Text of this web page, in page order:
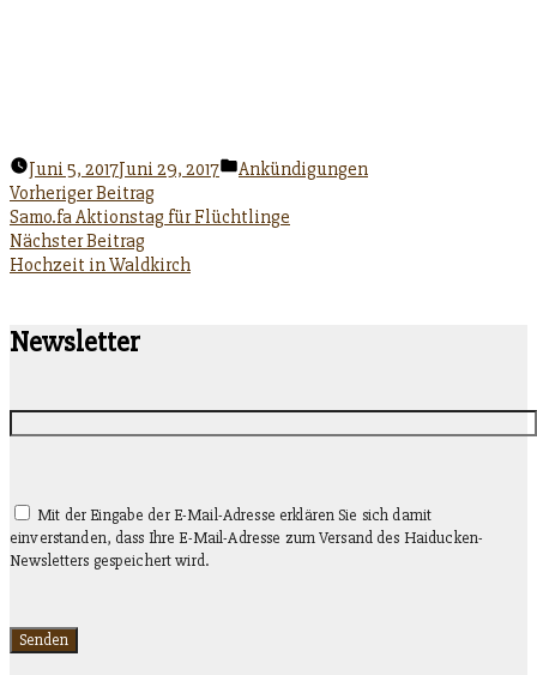
Juni 5, 2017Juni 29, 2017
Veröffentlicht
Ankündigungen
Beitragsnavigation
Vorheriger BeitragVorheriger
Beitrag:
Samo.fa Aktionstag für Flüchtlinge
Nächster BeitragNächster
Beitrag:
Hochzeit in Waldkirch
Newsletter
Mit der Eingabe der E-Mail-Adresse erklären Sie sich damit
einverstanden, dass Ihre E-Mail-Adresse zum Versand des Haiducken-
Newsletters gespeichert wird.